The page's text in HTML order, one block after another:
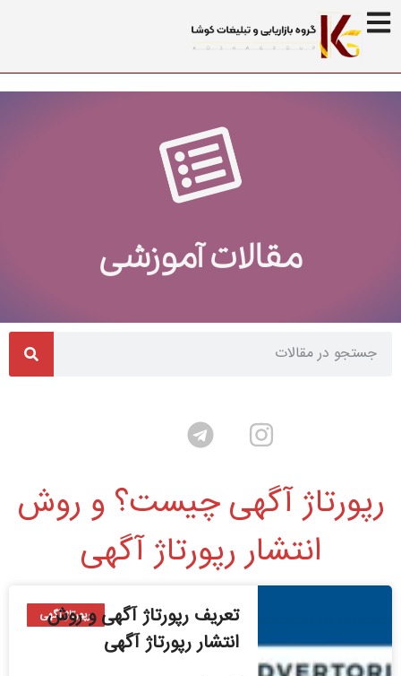
مقالات آموزشی
رپورتاژ آگهی چیست؟ و روش
انتشار رپورتاژ آگهی
رپورتاژ آگهی
تعریف رپورتاژ آگهی و روش
انتشار رپورتاژ آگهی